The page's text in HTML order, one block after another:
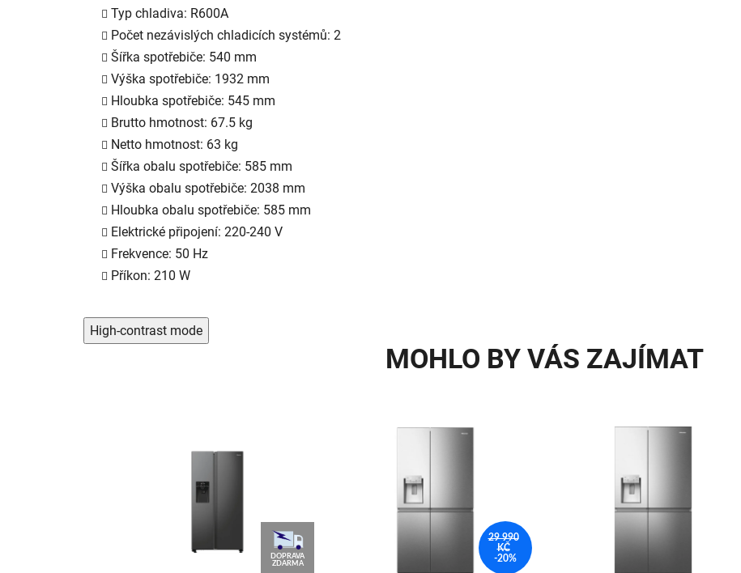
Typ chladiva: R600A
Počet nezávislých chladicích systémů: 2
Šířka spotřebiče: 540 mm
Výška spotřebiče: 1932 mm
Hloubka spotřebiče: 545 mm
Brutto hmotnost: 67.5 kg
Netto hmotnost: 63 kg
Šířka obalu spotřebiče: 585 mm
Výška obalu spotřebiče: 2038 mm
Hloubka obalu spotřebiče: 585 mm
Elektrické připojení: 220-240 V
Frekvence: 50 Hz
Příkon: 210 W
High-contrast mode
MOHLO BY VÁS ZAJÍMAT
DOPRAVA
ZDARMA
29 990
KČ
-20%